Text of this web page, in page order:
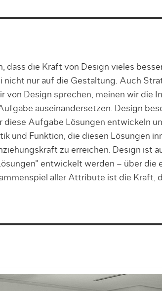
dass die Kraft von Design vieles
nicht nur auf die Gestaltung. Auch
von Design sprechen, meinen wir die
auseinandersetzen. Design
diese Aufgabe Lösungen entwickeln
und Funktion, die diesen Lösungen
zu erreichen. Design ist
entwickelt werden – über die
aller Attribute ist die Kraft,